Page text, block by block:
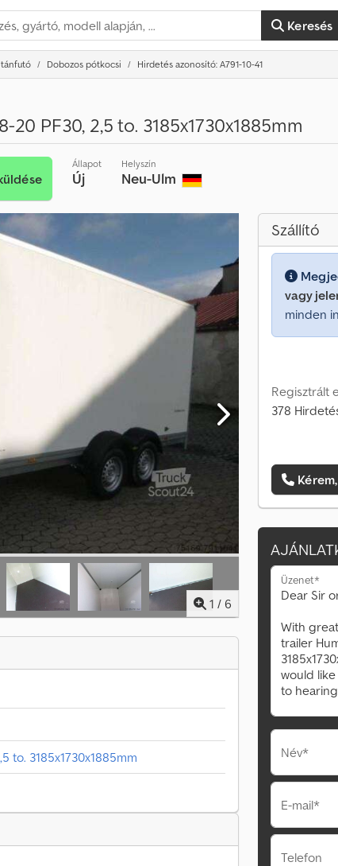
Keresés
Dobozos pótkocsi Hirdetés azonosító: A791-10-41
20 PF30, 2,5 to. 3185x1730x1885mm
Állapot
Új
Helyszín
Neu-Ulm
1 / 6
to. 3185x1730x1885mm
Szállító
vagy
minden
Regisztrált
378
Üzenet*
Név*
E-mail*
Telefon